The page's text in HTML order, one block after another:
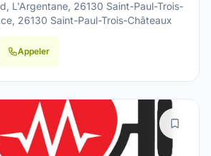
L'Argentane, 26130 Saint-Paul-Trois-
26130 Saint-Paul-Trois-Châteaux
Appeler